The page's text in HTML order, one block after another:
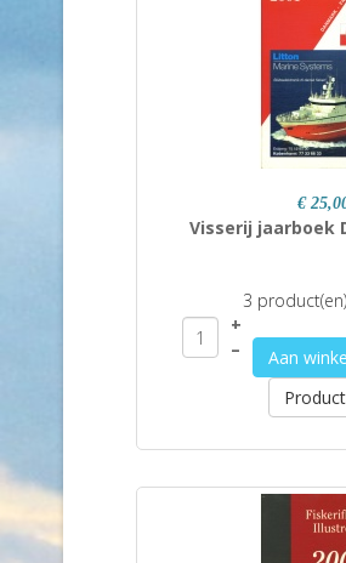
€
Visserij jaarboek
3
+
–
Aan